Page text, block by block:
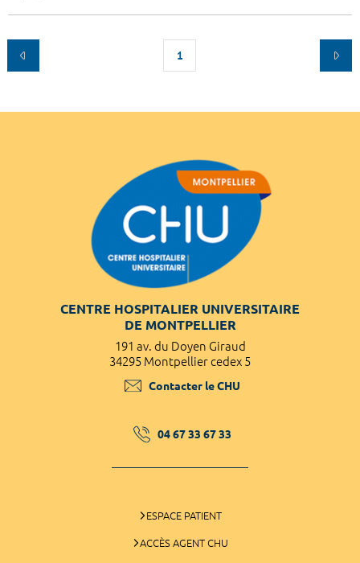
1
CENTRE HOSPITALIER UNIVERSITAIRE
DE MONTPELLIER
191 av. du Doyen Giraud
34295 Montpellier cedex 5
Contacter le CHU
04 67 33 67 33
ESPACE PATIENT
ACCÈS AGENT CHU